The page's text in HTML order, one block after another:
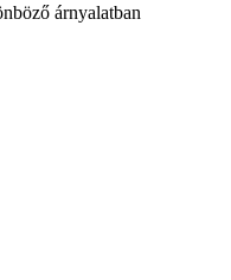
árnyalatban